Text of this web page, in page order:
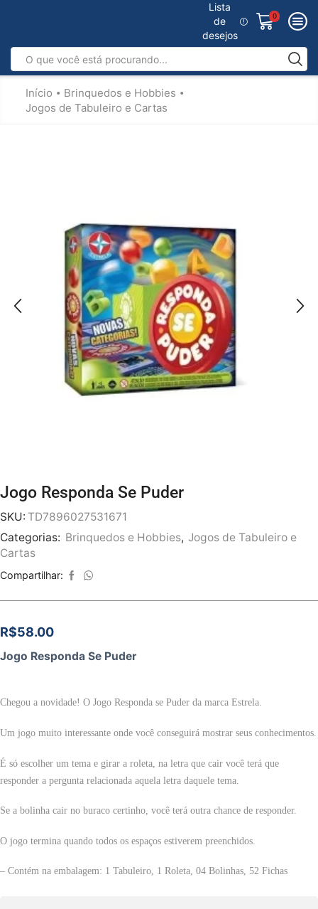
Lista
de
desejos
0
Início • Brinquedos e Hobbies •
Jogos de Tabuleiro e Cartas
Jogo Responda Se Puder
SKU: TD7896027531671
Categorias: Brinquedos e Hobbies, Jogos de Tabuleiro e
Cartas
Compartilhar:
R$58.00
Jogo Responda Se Puder
Chegou a novidade! O Jogo Responda se Puder da marca Estrela.
Um jogo muito interessante onde você conseguirá mostrar seus conhecimentos.
É só escolher um tema e girar a roleta, na letra que cair você terá que
responder a pergunta relacionada aquela letra daquele tema.
Se a bolinha cair no buraco certinho, você terá outra chance de responder.
O jogo termina quando todos os espaços estiverem preenchidos.
– Contém na embalagem: 1 Tabuleiro, 1 Roleta, 04 Bolinhas, 52 Fichas